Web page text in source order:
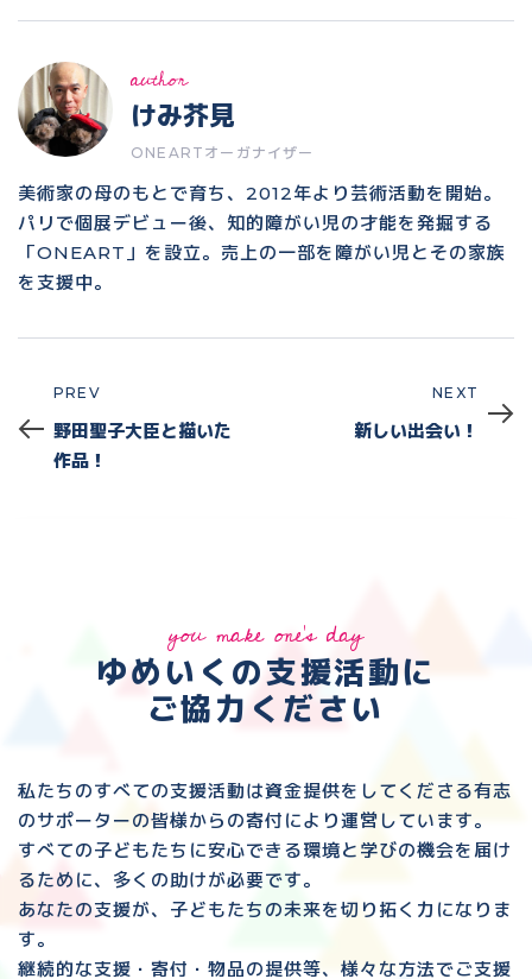
author
けみ芥見
ONEARTオーガナイザー
美術家の母のもとで育ち、2012年より芸術活動を開始。
パリで個展デビュー後、知的障がい児の才能を発掘する
「ONEART」を設立。売上の一部を障がい児とその家族
を支援中。
Prev
PREV
野田聖子大臣と描いた
作品！
NEXT
新しい出会い！
you make one's day
ゆめいくの支援活動に
ご協力ください
私たちのすべての支援活動は資金提供をしてくださる有志
のサポーターの皆様からの寄付により運営しています。
すべての子どもたちに安心できる環境と 学びの機会を届け
るために、多くの助けが必要です。
あなたの支援が、子どもたちの未来を切り拓く力になりま
す。
継続的な支援・寄付・物品の提供等、様々な方法でご支援